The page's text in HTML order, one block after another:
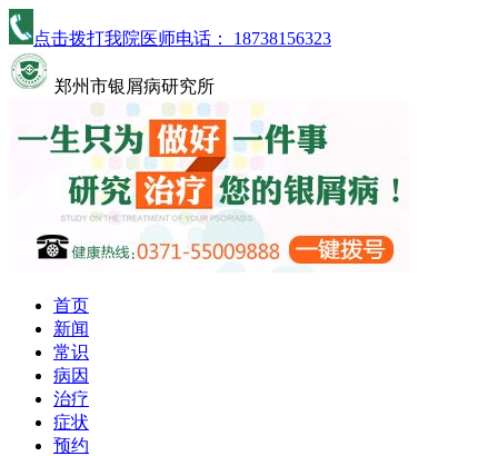
点击拨打我院医师电话： 18738156323
郑州市银屑病研究所
首页
新闻
常识
病因
治疗
症状
预约